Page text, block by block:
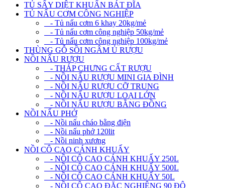
TỦ SẤY DIỆT KHUẨN BÁT ĐĨA
TỦ NẤU CƠM CÔNG NGHIỆP
- Tủ nấu cơm 6 khay 20kg/mẻ
- Tủ nấu cơm công nghiệp 50kg/mẻ
- Tủ nấu cơm công nghiệp 100kg/mẻ
THÙNG GỖ SỒI NGÂM Ủ RƯỢU
NỒI NẤU RƯỢU
- THÁP CHƯNG CẤT RƯỢU
- NỒI NẤU RƯỢU MINI GIA ĐÌNH
- NỒI NẤU RƯỢU CỠ TRUNG
- NỒI NẤU RƯỢU LOẠI LỚN
- NỒI NẤU RƯỢU BẰNG ĐỒNG
NỒI NẤU PHỞ
- Nồi nấu cháo bằng điện
- Nồi nấu phở 120lit
- Nồi ninh xương
NỒI CÔ CAO CÁNH KHUẤY
- NỒI CÔ CAO CÁNH KHUẤY 250L
- NỒI CÔ CAO CÁNH KHUẤY 500L
- NỒI CÔ CAO CÁNH KHUẤY 50L
- NỒI CÔ CAO ĐẶC NGHIÊNG 90 ĐỘ